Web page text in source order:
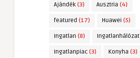
Ajándék (3) Ausztria (4)
featured (17) Huawei (5)
Ingatlan (8) Ingatlanhálózat
Ingatlanpiac (3) Konyha (3)